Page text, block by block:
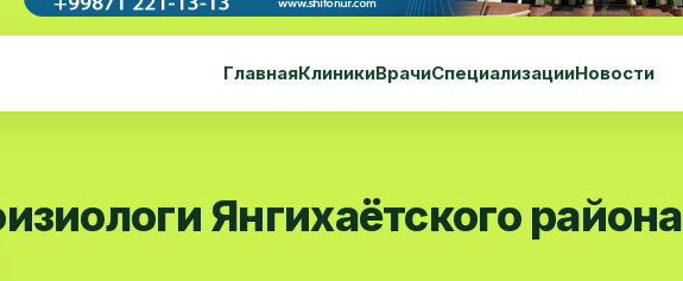
ГлавнаяКлиникиВрачиСпециализацииНовости
Янгихаётского района